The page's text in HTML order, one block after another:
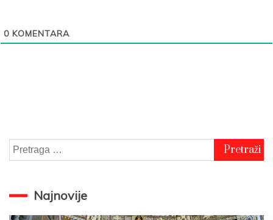
0 KOMENTARA
Pretraga
za:
Najnovije